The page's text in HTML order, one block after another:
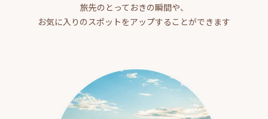
旅先のとっておきの瞬間や、
お気に入りのスポットをアップすることができます